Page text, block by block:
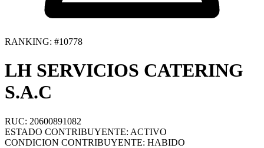
RANKING: #10778
LH SERVICIOS CATERING
S.A.C
RUC: 20600891082
ESTADO CONTRIBUYENTE: ACTIVO
CONDICION CONTRIBUYENTE: HABIDO